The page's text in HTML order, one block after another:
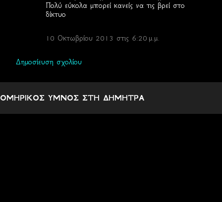
Πολύ εύκολα μπορεί κανείς να τις βρεί στο
δίκτυο
10 Οκτωβρίου 2013 στις 6:20 μ.μ.
Δημοσίευση σχολίου
ΟΜΗΡΙΚΟΣ ΥΜΝΟΣ ΣΤΗ ΔΗΜΗΤΡΑ